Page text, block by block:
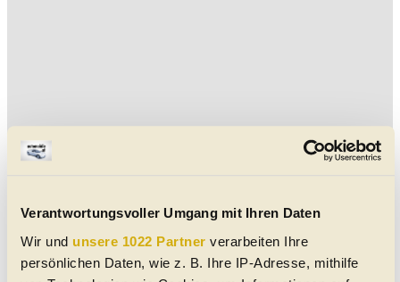
Verantwortungsvoller Umgang mit Ihren Daten
Wir und unsere 1022 Partner verarbeiten Ihre
persönlichen Daten, wie z. B. Ihre IP-Adresse, mithilfe
Aktuelle Chatenet Gebrauchtwagen in der Nähe von
Freistadt